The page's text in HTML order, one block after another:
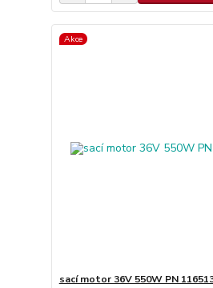
Akce
sací motor 36V 550W PN